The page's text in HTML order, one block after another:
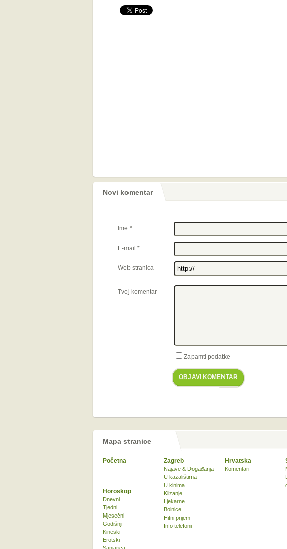
Novi komentar
Ime *
E-mail *
Web stranica
Tvoj komentar
Zapamti podatke
OBJAVI KOMENTAR
Mapa stranice
Početna Zagreb
Najave & Događanja
U kazalištima
U kinima
Klizanje
Ljekarne
Bolnice
Hitni prijem
Info telefoni
Hrvatska
Komentari
Horoskop
Dnevni
Tjedni
Mjesečni
Godišnji
Kineski
Erotski